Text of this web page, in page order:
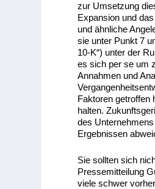
zur Umsetzung
Expansion und
und ähnliche
sie unter Punkt 7
10-K“) unter der
es sich per se um
Annahmen und
Faktoren getroffen
halten.
des
Ergebnissen
Sie sollten sich
Pressemitteilung
viele schwer